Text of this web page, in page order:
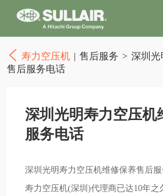
寿力空压机 | 售后服务 > 深圳光
售后服务电话
深圳光明寿力空压机
服务电话
深圳光明寿力空压机维修保养售后
寿力空压机(深圳)代理商已达10年